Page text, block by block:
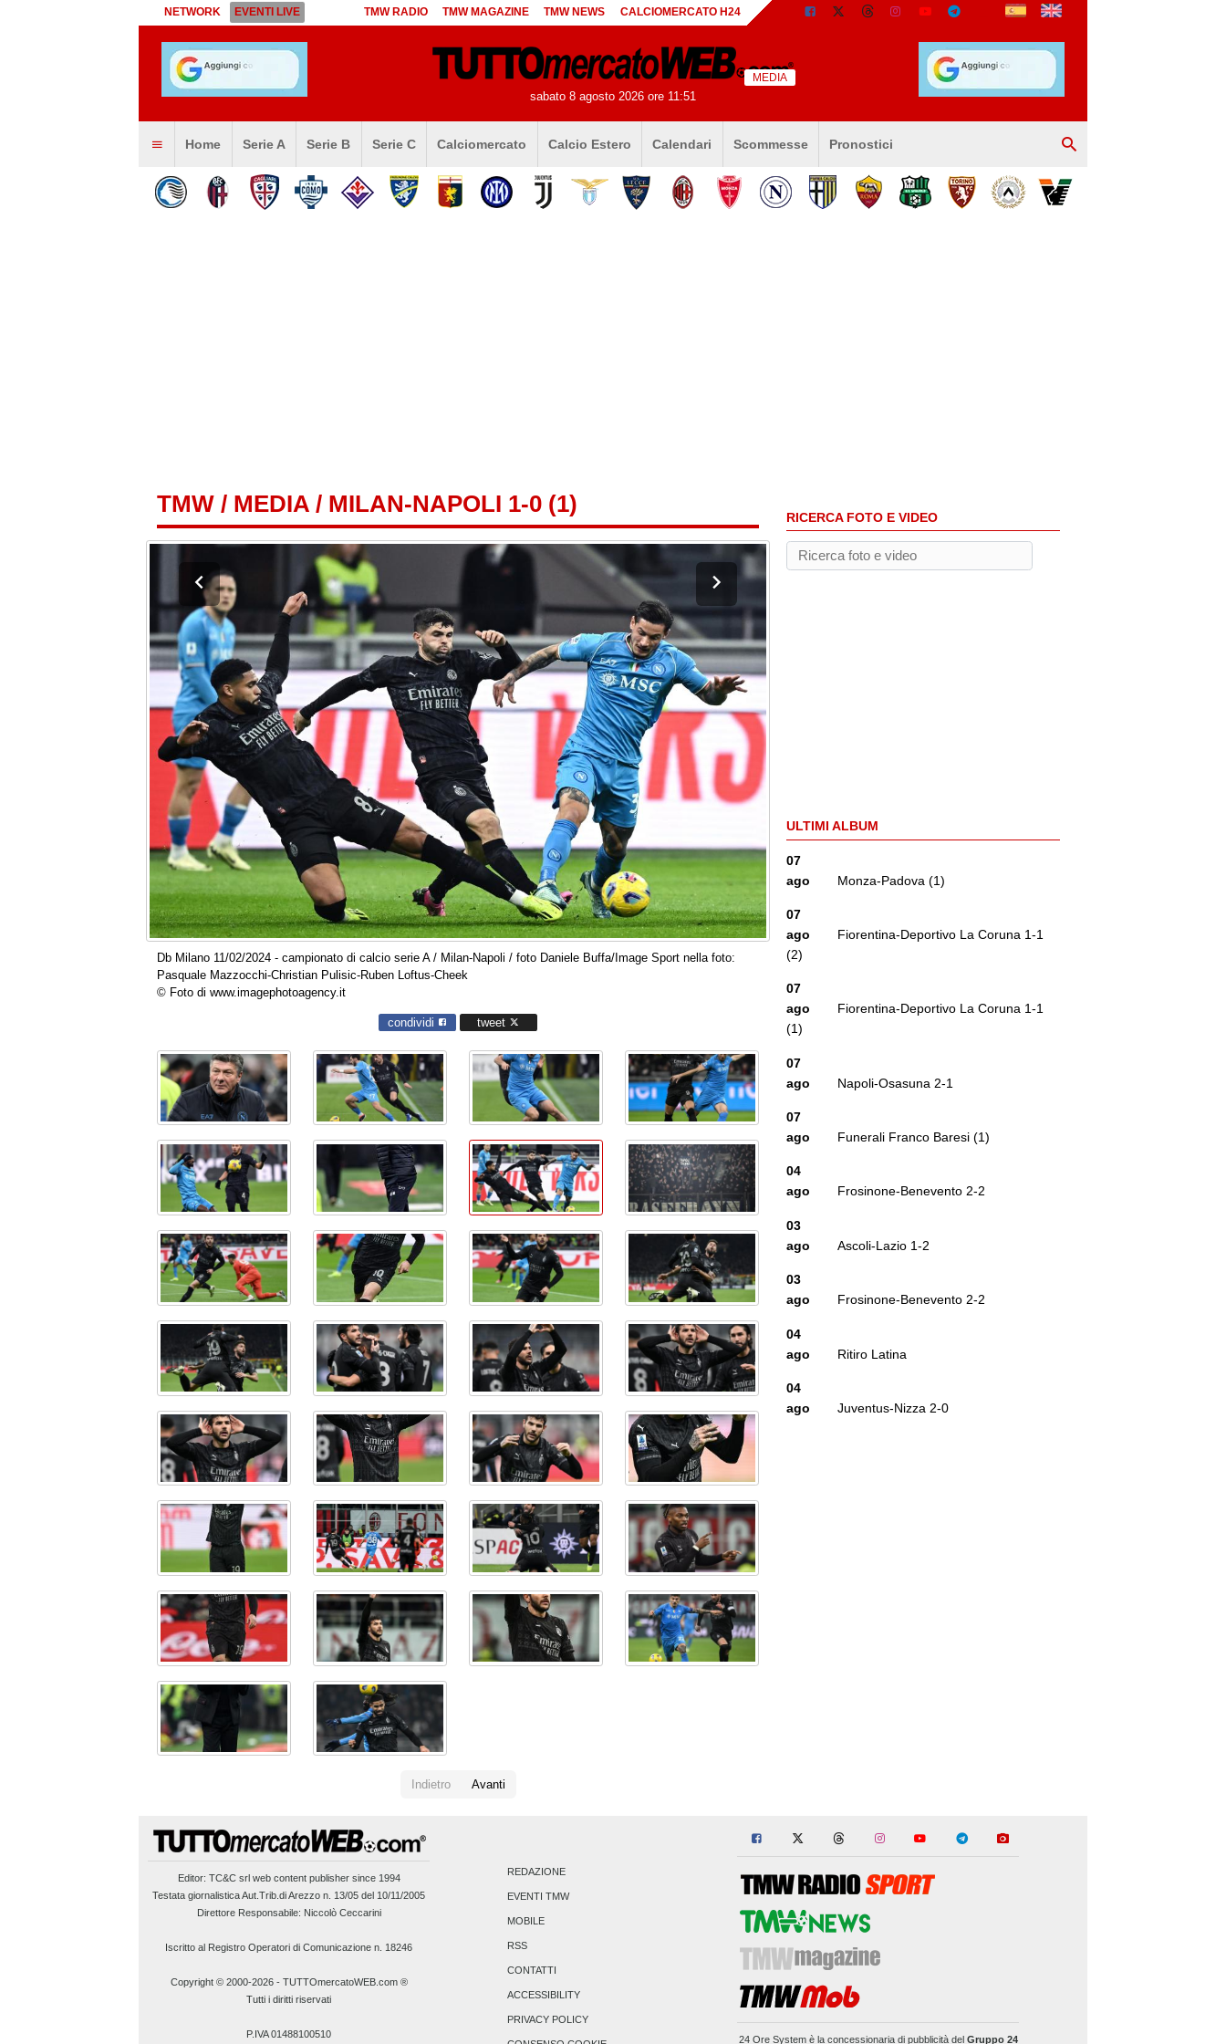
NETWORK EVENTI LIVE TMW RADIO TMW MAGAZINE TMW NEWS CALCIOMERCATO H24
sabato 8 agosto 2026 ore 11:51
MEDIA
Home Serie A Serie B Serie C Calciomercato Calcio Estero Calendari Scommesse Pronostici
TMW / MEDIA / MILAN-NAPOLI 1-0 (1)
Db Milano 11/02/2024 - campionato di calcio serie A / Milan-Napoli / foto Daniele Buffa/Image Sport nella foto:
Pasquale Mazzocchi-Christian Pulisic-Ruben Loftus-Cheek
© Foto di www.imagephotoagency.it
condividi tweet
Indietro Avanti
RICERCA FOTO E VIDEO
ULTIMI ALBUM
07
ago
Monza-Padova (1)
07
ago
Fiorentina-Deportivo La Coruna 1-1
(2)
07
ago
Fiorentina-Deportivo La Coruna 1-1
(1)
07
ago
Napoli-Osasuna 2-1
07
ago
Funerali Franco Baresi (1)
04
ago
Frosinone-Benevento 2-2
03
ago
Ascoli-Lazio 1-2
03
ago
Frosinone-Benevento 2-2
04
ago
Ritiro Latina
04
ago
Juventus-Nizza 2-0
Editor: TC&C srlweb content publisher since 1994
Testata giornalistica Aut.Trib.di Arezzo n. 13/05 del 10/11/2005
Direttore Responsabile: Niccolò Ceccarini
Iscritto al Registro Operatori di Comunicazione n. 18246
Copyright © 2000-2026- TUTTOmercatoWEB.com ®
Tutti i diritti riservati
P.IVA 01488100510
REDAZIONE
EVENTI TMW
MOBILE
RSS
CONTATTI
ACCESSIBILITY
PRIVACY POLICY
24 Ore Systemè la concessionaria di pubblicità del Gruppo 24